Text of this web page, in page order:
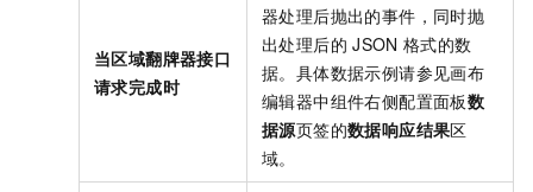
当区域翻牌器接口
请求完成时
器处理后抛出的事件，同时抛
出处理后的 JSON 格式的数
据。具体数据示例请参见画布
编辑器中组件右侧配置面板数
据源页签的数据响应结果区
域。